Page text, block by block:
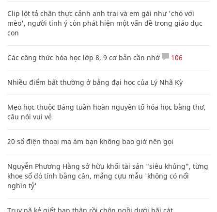
Clip lột tả chân thực cảnh anh trai và em gái như 'chó với
mèo', người tinh ý còn phát hiện một vấn đề trong giáo dục
con
Các công thức hóa học lớp 8, 9 cơ bản cần nhớ 106
Nhiều điểm bất thường ở bằng đại học của Lý Nhã Kỳ
Mẹo học thuộc Bảng tuần hoàn nguyên tố hóa học bằng thơ,
câu nói vui vẻ
20 số điện thoại ma ám bạn không bao giờ nên gọi
Nguyễn Phương Hằng sở hữu khối tài sản "siêu khủng", từng
khoe sổ đỏ tính bằng cân, mắng cựu mẫu 'không có nổi
nghìn tỷ'
Truy nã kẻ giết bạn thân rồi chôn ngồi dưới bãi cát